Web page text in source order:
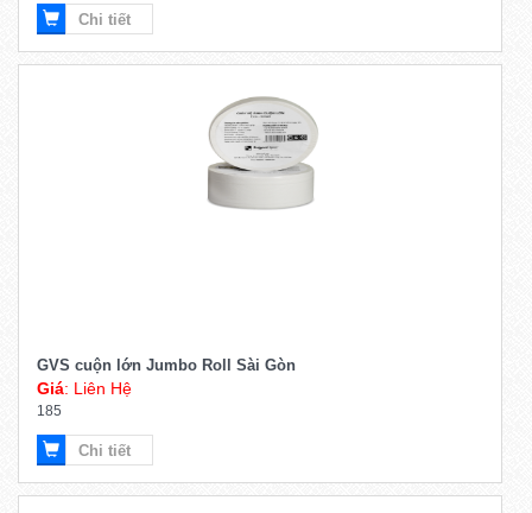
Chi tiết
GVS cuộn lớn Jumbo Roll Sài Gòn
Giá: Liên Hệ
185
Chi tiết